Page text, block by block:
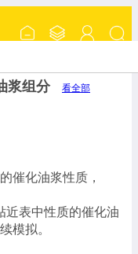
浆组分 看全部
催化油浆性质，
近表中性质的催化油
模拟。